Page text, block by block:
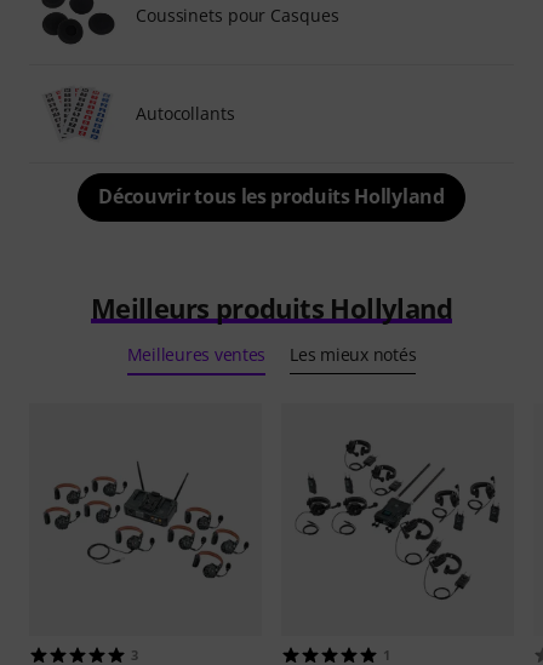
Coussinets pour Casques
Autocollants
Découvrir tous les produits Hollyland
Meilleurs produits Hollyland
Meilleures ventes Les mieux notés
3 1